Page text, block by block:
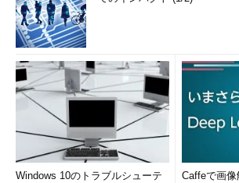
Windows 10のトラブルシューテ
Caffeで画